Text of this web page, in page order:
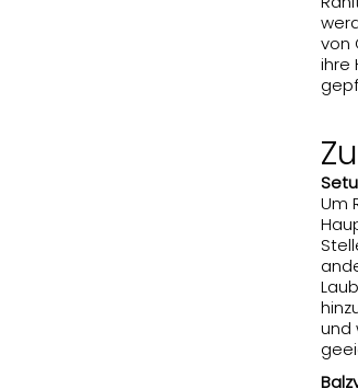
von
ihre
Um
und